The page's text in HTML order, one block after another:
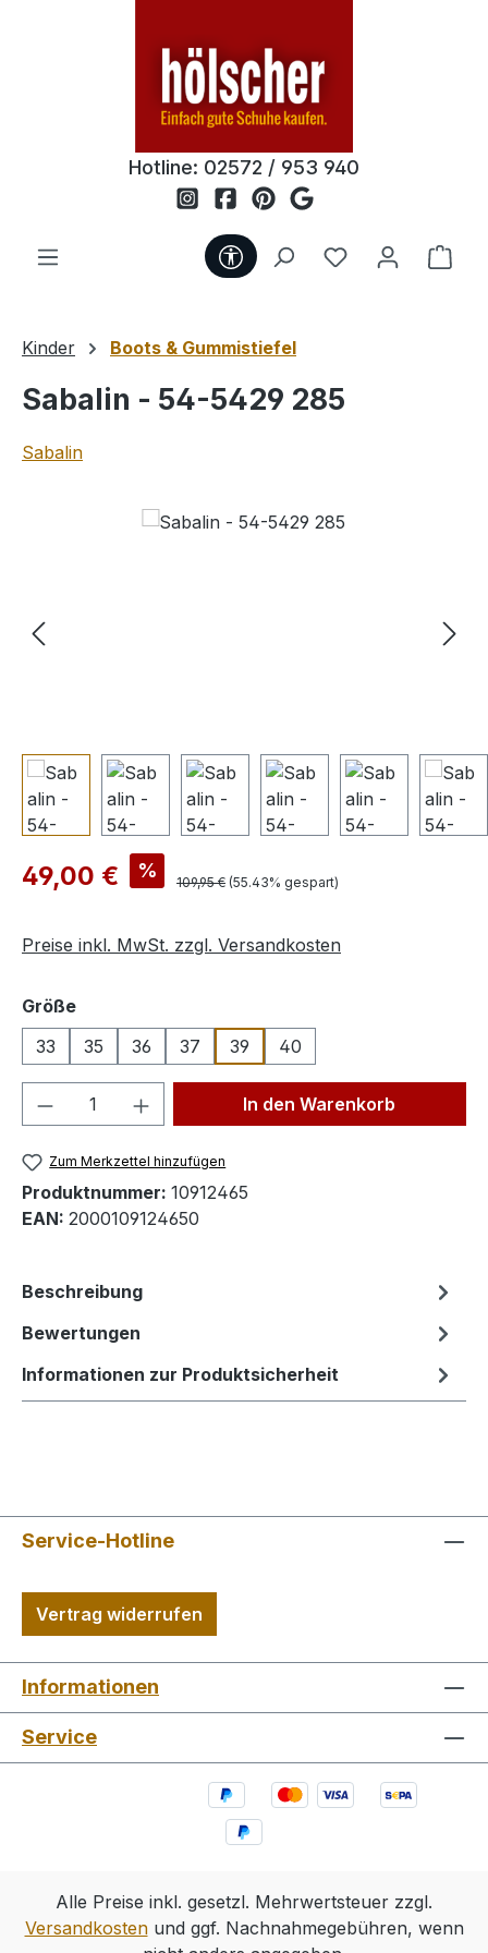
Hotline: 02572 / 953 940
Werkzeugleiste anzeigen
Du hast 0
Kinder Boots & Gummistiefel
Sabalin - 54-5429 285
Sabalin
Bildergalerie überspringen
Verkaufspreis:
49,00 € % Regulärer Preis:
109,95 € (55.43% gespart)
Preise inkl. MwSt. zzgl. Versandkosten
Größeauswählen
33
35 36 37 39 40
Produkt Anzahl: Gib denIn den Warenkorb
Zum Merkzettel hinzufügen
Produktnummer: 10912465
EAN: 2000109124650
Beschreibung
Bewertungen
Informationen zur Produktsicherheit
Service-Hotline
Vertrag widerrufen
Informationen
Service
Alle Preise inkl. gesetzl. Mehrwertsteuer zzgl.
Versandkostenund ggf. Nachnahmegebühren, wenn